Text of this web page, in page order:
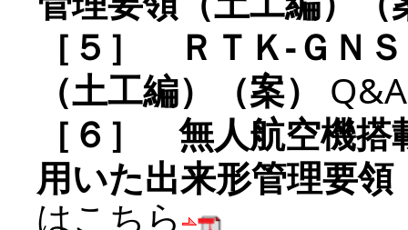
［５］ ＲＴＫ-ＧＮ
（土工編）（案）
［６］ 無人航空機
用いた出来形管理要
はこちら